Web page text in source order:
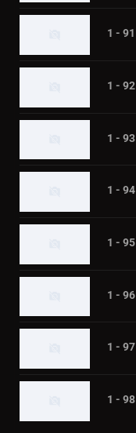
1 - 91
1 - 92
1 - 93
1 - 94
1 - 95
1 - 96
1 - 97
1 - 98